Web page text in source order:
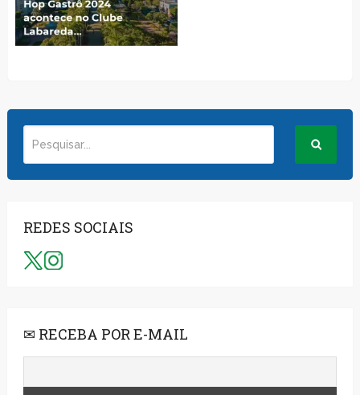
REDES SOCIAIS
✉ RECEBA POR E-MAIL